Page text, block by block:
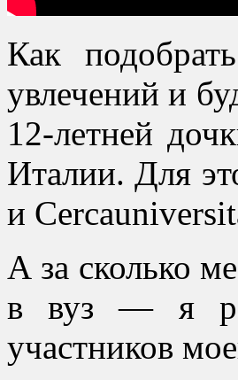
Как
увлечений и
12-летней
Италии. Для
и
А за сколько
в вуз — я
участников